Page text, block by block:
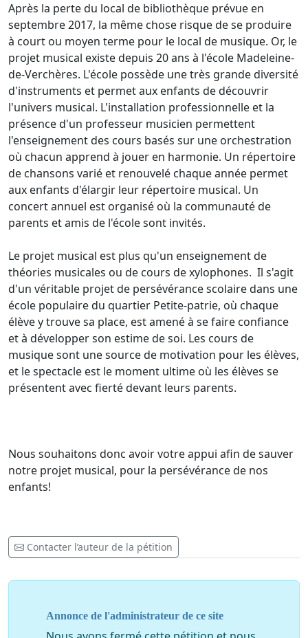
Après la perte du local de bibliothèque prévue en
septembre 2017, la même chose risque de se produire
à court ou moyen terme pour le local de musique. Or, le
projet musical existe depuis 20 ans à l'école Madeleine-
de-Verchères. L'école possède une très grande diversité
d'instruments et permet aux enfants de découvrir
l'univers musical. L'installation professionnelle et la
présence d'un professeur musicien permettent
l'enseignement des cours basés sur une orchestration
où chacun apprend à jouer en harmonie. Un répertoire
de chansons varié et renouvelé chaque année permet
aux enfants d'élargir leur répertoire musical. Un
concert annuel est organisé où la communauté de
parents et amis de l'école sont invités.
Le projet musical est plus qu'un enseignement de
théories musicales ou de cours de xylophones. Il s'agit
d'un véritable projet de persévérance scolaire dans une
école populaire du quartier Petite-patrie, où chaque
élève y trouve sa place, est amené à se faire confiance
et à développer son estime de soi. Les cours de
musique sont une source de motivation pour les élèves,
et le spectacle est le moment ultime où les élèves se
présentent avec fierté devant leurs parents.
Nous souhaitons donc avoir votre appui afin de sauver
notre projet musical, pour la persévérance de nos
enfants!
Contacter l’auteur de la pétition
Annonce de l'administrateur de ce site